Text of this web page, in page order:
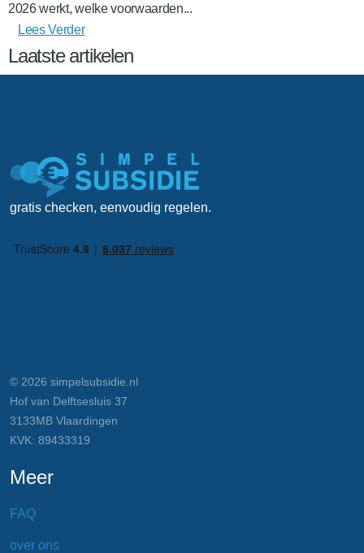
Laatste artikelen
2026 werkt, welke voorwaarden...
Lees Verder
gratis checken, eenvoudig regelen.
© 2026 simpelsubsidie.nl
Hof van Delftsesluis 37
3133MB Vlaardingen
KVK: 89433319
Meer
FAQ
over ons